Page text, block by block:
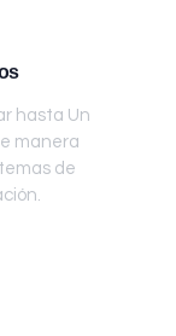
hasta Un
manera
de